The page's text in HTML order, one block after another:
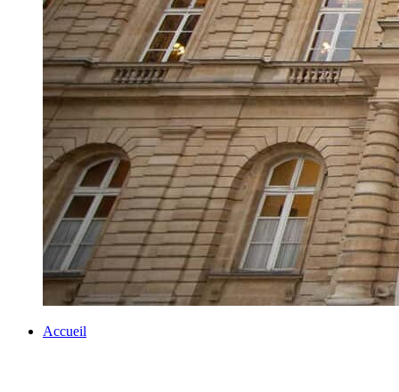
Accueil